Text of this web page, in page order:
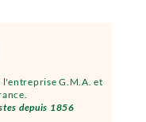
G.M.A. et
depuis 1856